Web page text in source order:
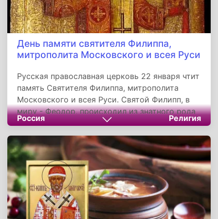
День памяти святителя Филиппа,
митрополита Московского и всея Руси
Русская православная церковь 22 января чтит
память Святителя Филиппа, митрополита
Московского и всея Руси. Святой Филипп, в
миру - Феодор, происходил из знатного рода
бояр Колычевых. С ранних лет Феодор, по
выражению жизнеописателя, с сердечной
любовью приобщился к богодухновенным
книгам, отличался кротостью и степенностью.
Россия Религия